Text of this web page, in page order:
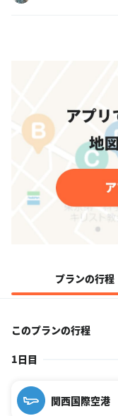
プランの行程
このプランの行程
1日目
関西国際空港